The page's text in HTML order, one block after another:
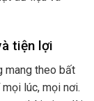
tiện lợi
mang theo bất
lúc, mọi nơi.